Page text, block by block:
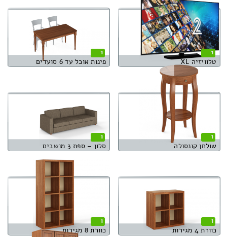
1
טלוויזיה XL
1
פינות אוכל עד 6 סועדים
1
שולחן קונסולה
1
סלון – ספת 3 מושבים
1
כוורת 4 מגירות
1
כוורת 8 מגירות